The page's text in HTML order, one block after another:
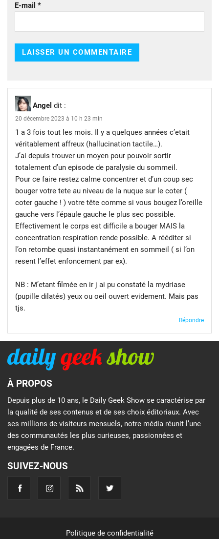
E-mail *
Angel dit :
20 décembre 2023 à 10 h 23 min
1 a 3 fois tout les mois. Il y a quelques années c’etait
véritablement affreux (hallucination tactile…).
J’ai depuis trouver un moyen pour pouvoir sortir
totalement d’un episode de paralysie du sommeil.
Pour ce faire restez calme concentrer et d’un coup sec
bouger votre tete au niveau de la nuque sur le coter (
coter gauche ! ) votre tête comme si vous bougez l’oreille
gauche vers l’épaule gauche le plus sec possible.
Effectivement le corps est difficile a bouger MAIS la
concentration respiration rende possible. A rééditer si
l’on retombe quasi instantanément en sommeil ( si l’on
resent l’effet enfoncement par ex).
NB : M’etant filmée en ir j ai pu constaté la mydriase
(pupille dilatés) yeux ou oeil ouvert evidement. Mais pas
tjs.
Répondre
À PROPOS
Depuis plus de 10 ans, le Daily Geek Show se caractérise par
la qualité de ses contenus et de ses choix éditoriaux. Avec
ses millions de visiteurs mensuels, notre média réunit l’une
des communautés les plus curieuses, passionnées et
engagées de France.
SUIVEZ-NOUS
Politique de confidentialité